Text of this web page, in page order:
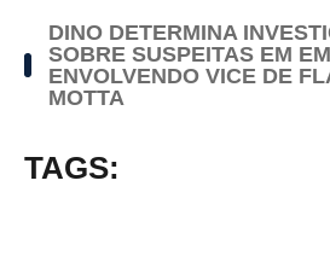
DINO DETERMINA
SOBRE SUSPEITAS EM
ENVOLVENDO VICE DE
MOTTA
TAGS: